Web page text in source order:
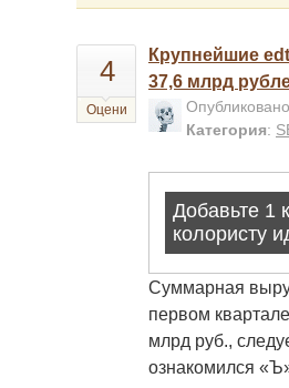
4
Оцени
Крупнейшие
37,6 млрд
Опубликовано
Категория:
Суммарная
первом
млрд руб.,
ознакомился